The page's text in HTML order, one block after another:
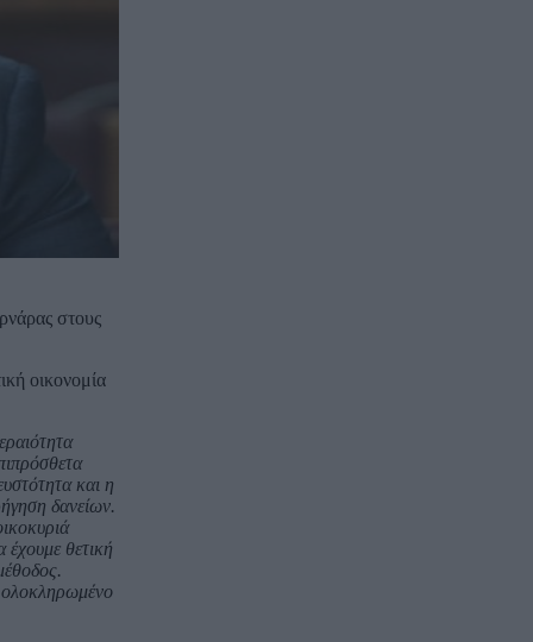
στους
οικονομία
και η
δανείων.
θετική
ολοκληρωμένο